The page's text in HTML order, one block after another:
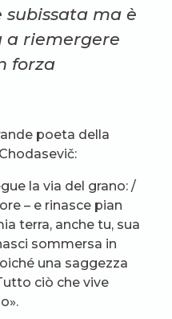
subissata ma è
a riemergere
forza
poeta della
la via del grano: /
– e rinasce pian
terra, anche tu, sua
sommersa in
una saggezza
ciò che vive